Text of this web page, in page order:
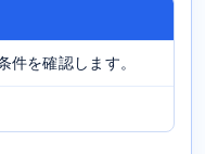
件を確認します。